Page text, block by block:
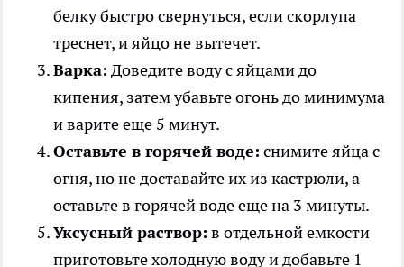
белку быстро свернуться, если скорлупа
треснет, и яйцо не вытечет.
Варка: Доведите воду с яйцами до
кипения, затем убавьте огонь до минимума
и варите еще 5 минут.
Оставьте в горячей воде: снимите яйца с
огня, но не доставайте их из кастрюли, а
оставьте в горячей воде еще на 3 минуты.
Уксусный раствор: в отдельной емкости
приготовьте холодную воду и добавьте 1